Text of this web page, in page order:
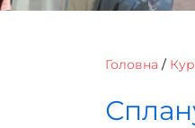
Головна /